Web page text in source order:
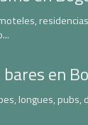
en
longues, pubs,